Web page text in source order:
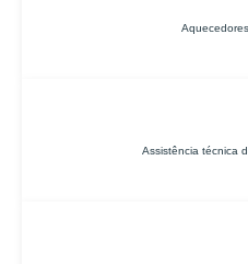
Assistência técnica